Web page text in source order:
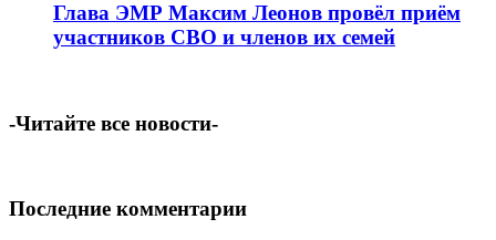
Глава ЭМР Максим Леонов провёл приём
участников СВО и членов их семей
-Читайте все новости-
Последние комментарии